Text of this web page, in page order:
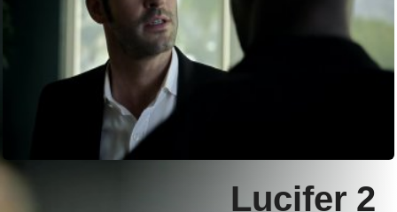
Lucifer 2